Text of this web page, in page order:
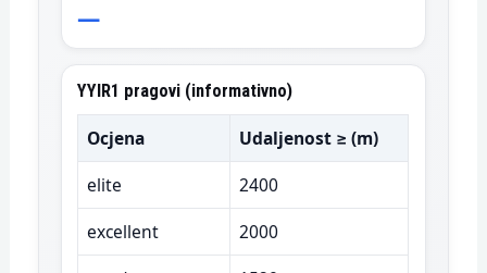
—
YYIR1 pragovi (informativno)
Ocjena
Udaljenost ≥ (m)
elite
2400
excellent
2000